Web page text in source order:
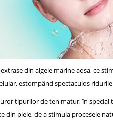
din algele marine aosa, ce
estompând spectaculos
tipurilor de ten matur, în special
piele, de a stimula procesele